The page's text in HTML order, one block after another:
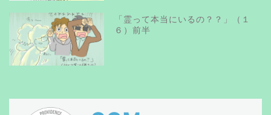
「霊って本当にいるの？？」（１
６）前半